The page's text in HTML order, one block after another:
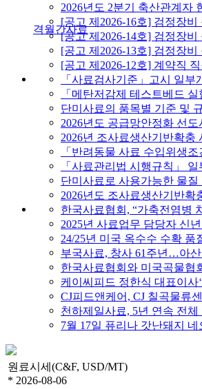
격월간사료
2026년도 2분기 축산관계자
[공고 제2026-16호] 검정장비
[공고 제2026-14호] 검정장비
[공고 제2026-13호] 검정장비
[공고 제2026-12호] 계약직
「사료검사기준」고시 일부
「메탄저감제 테스트베드
단미사료의 품목별 기준 및
2026년도 공급망안정화 선
2026년 조사료생산기반확충
「반려동물 사료 수입위생
「사료관리법 시행규칙」
단미사료로 사용가능한 물질
2026년도 조사료생산기반확
한국사료협회, “가축전염병
2025년 사료업무 담당자 신
24/25년 미국 옥수수 수확 품
부국사료, 창사 61주년…아
한국사료협회와 미국곡물협
케이씨피드 정한식 대표이사
CJ피드앤케어, CJ 칠곡물류
천하제일사료, 5년 연속 전체
7월 17일 퓨리나 갓난돼지 네
원료시세(C&F, USD/MT)
* 2026-08-06